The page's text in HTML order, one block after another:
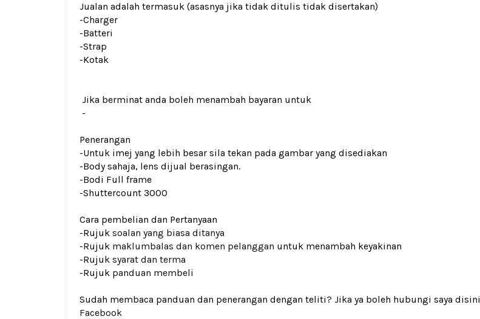
Jualan adalah termasuk (asasnya jika tidak ditulis tidak disertakan)
-Charger
-Batteri
-Strap
-Kotak
Jika berminat anda boleh menambah bayaran untuk
-
Penerangan
-Untuk imej yang lebih besar sila tekan pada gambar yang disediakan
-Body sahaja, lens dijual berasingan.
-Bodi Full frame
-Shuttercount 3000
Cara pembelian dan Pertanyaan
-Rujuk soalan yang biasa ditanya
-Rujuk maklumbalas dan komen pelanggan untuk menambah keyakinan
-Rujuk syarat dan terma
-Rujuk panduan membeli
Sudah membaca panduan dan penerangan dengan teliti? Jika ya boleh hubungi saya disini
Facebook